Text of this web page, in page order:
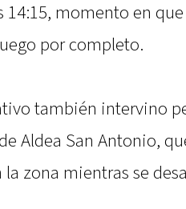
14:15, momento en
por completo.
también intervino
Aldea San Antonio,
la zona mientras se